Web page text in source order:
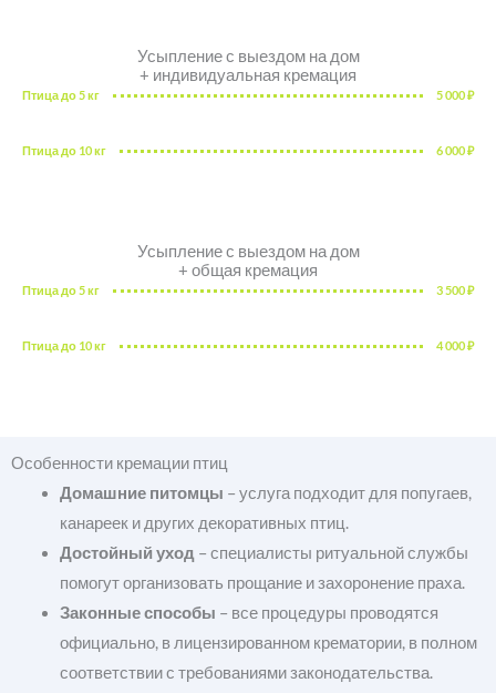
Усыпление с выездом на дом
+ индивидуальная кремация
Птица до 5 кг 5 000 ₽
Птица до 10 кг 6 000 ₽
Усыпление с выездом на дом
+ общая кремация
Птица до 5 кг 3 500 ₽
Птица до 10 кг 4 000 ₽
Особенности кремации птиц
Домашние питомцы – услуга подходит для попугаев,
канареек и других декоративных птиц.
Достойный уход – специалисты ритуальной службы
помогут организовать прощание и захоронение праха.
Законные способы – все процедуры проводятся
официально, в лицензированном крематории, в полном
соответствии с требованиями законодательства.